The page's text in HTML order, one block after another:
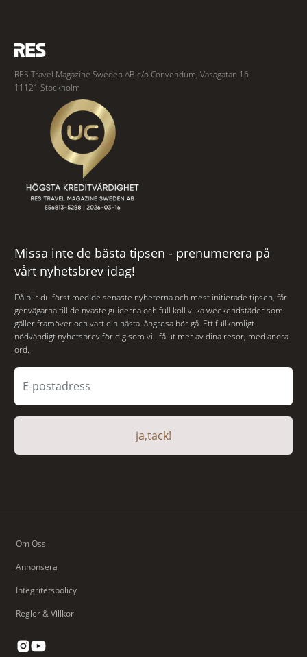
RES Travel Magazine Sweden AB c/o Convendum, Vasagatan 16
11121 Stockholm
Missa inte de bästa tipsen - prenumerera på
vårt nyhetsbrev idag!
Då blir du först med de senaste nyheterna och mest initierade tipsen, får
genvägarna till de nyaste guiderna och full koll vilka weekendstäder som
gäller framöver och vart din nästa långresa bör gå. Ett fullkomligt
nödvändigt nyhetsbrev för dig som vill få ut mer av dina resor, med andra
ord.
ja,tack!
Om Oss
Annonsera
Integritetspolicy
Regler & Villkor